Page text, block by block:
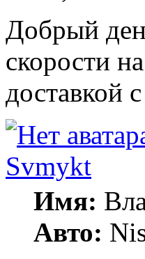
Добрый
скорости
доставкой
Svmykt
Имя:
Авто: